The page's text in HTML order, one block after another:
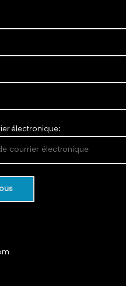
électronique: